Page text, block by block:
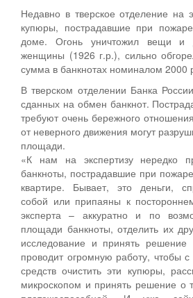
Недавно в тверское отделение на
купюры, пострадавшие при
доме. Огонь уничтожил вещи и
женщины (1926 г.р.), сильно
сумма в банкнотах номиналом 2000
В тверском отделении Банка
сданных на обмен банкнот.
требуют очень бережного
от неверного движения могут
площади.
«К нам на экспертизу нередко
банкноты, пострадавшие при
квартире. Бывает, это деньги,
собой или припаяны к
эксперта – аккуратно и по
площади банкноты, отделить их
исследование и принять
проводит огромную работу, чтобы
средств очистить эти купюры,
микроскопом и принять решение о